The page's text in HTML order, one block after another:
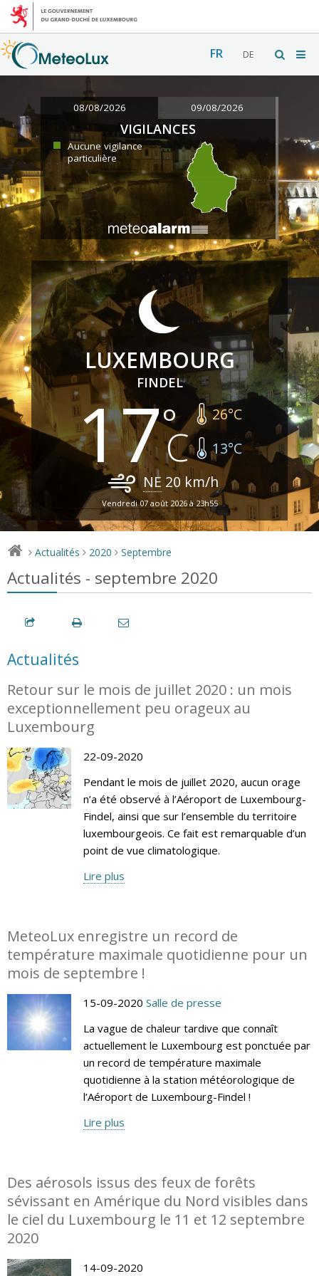
FR DE
08/08/2026 09/08/2026
VIGILANCES
Aucune vigilance
particulière
LUXEMBOURG
FINDEL
17 26°C
13°C
NE 20 km/h
Vendredi 07 août 2026 à 23h55
> Actualités > 2020 > Septembre
Actualités - septembre 2020
Actualités
Retour sur le mois de juillet 2020 : un mois
exceptionnellement peu orageux au
Luxembourg
22-09-2020
Pendant le mois de juillet 2020, aucun orage
n’a été observé à l’Aéroport de Luxembourg-
Findel, ainsi que sur l’ensemble du territoire
luxembourgeois. Ce fait est remarquable d’un
point de vue climatologique.
Lire plus
MeteoLux enregistre un record de
température maximale quotidienne pour un
mois de septembre !
15-09-2020 Salle de presse
La vague de chaleur tardive que connaît
actuellement le Luxembourg est ponctuée par
un record de température maximale
quotidienne à la station météorologique de
l’Aéroport de Luxembourg-Findel !
Lire plus
Des aérosols issus des feux de forêts
sévissant en Amérique du Nord visibles dans
le ciel du Luxembourg le 11 et 12 septembre
2020
14-09-2020